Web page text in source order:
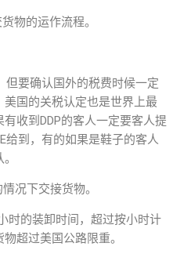
物的运作流程。
但要确认国外的税费时候一定
国的关税认定也是世界上最
收到DDP的客人一定要客人提
给到，有的如果是鞋子的客人
况下交接货物。
时的装卸时间，超过按小时计
超过美国公路限重。